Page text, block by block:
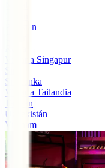
Pakistán
Viajar a Singapur
Sri Lanka
Viajar a Tailandia
Taiwán
Uzbekistán
Vietnam